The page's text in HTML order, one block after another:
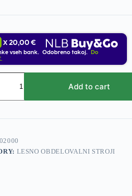
X 20,00 €
vseh bank. Odobreno takoj.
Do
Add to cart
LESNO OBDELOVALNI STROJI